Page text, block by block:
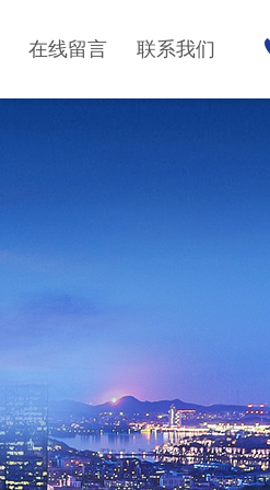
在线留言 联系我们